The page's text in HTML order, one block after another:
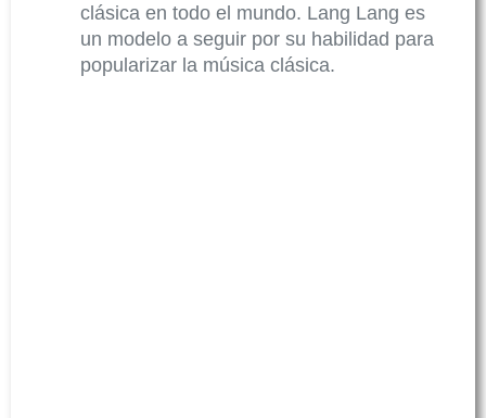
clásica en todo el mundo. Lang Lang es
un modelo a seguir por su habilidad para
popularizar la música clásica.